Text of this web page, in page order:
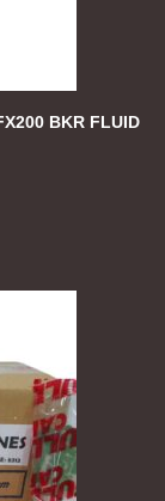
BKR FLUID